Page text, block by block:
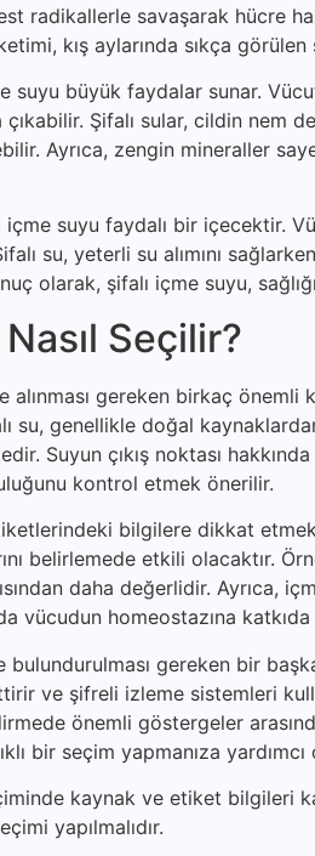
radikallerle savaşarak hücre
kış aylarında sıkça
suyu büyük faydalar sunar.
Şifalı sular, cildin nem
Ayrıca, zengin mineraller
içme suyu faydalı bir içecektir.
su, yeterli su alımını
olarak, şifalı içme suyu,
Seçilir?
gereken birkaç
su, genellikle doğal
Suyun çıkış noktası
kontrol etmek önerilir.
bilgilere dikkat
belirlemede etkili olacaktır.
daha değerlidir. Ayrıca,
vücudun homeostazına katkıda
gereken bir
ve şifreli izleme sistemleri
önemli göstergeler
bir seçim yapmanıza yardımcı
kaynak ve etiket bilgileri
yapılmalıdır.